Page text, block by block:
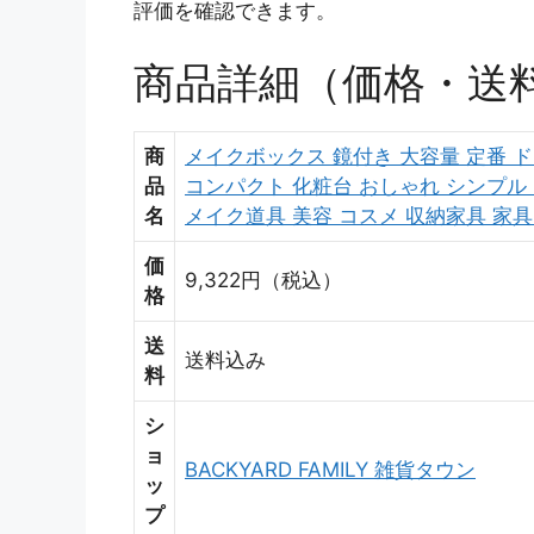
評価を確認できます。
商品詳細（価格・送
商
品
名
メイクボックス 鏡付き 大容量 定番
コンパクト 化粧台 おしゃれ シンプ
メイク道具 美容 コスメ 収納家具 家
価
格
9,322円（税込）
送
料
送料込み
シ
ョ
ッ
プ
BACKYARD FAMILY 雑貨タウン